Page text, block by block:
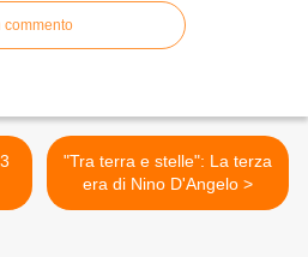
"Tra terra e stelle": La terza
era di Nino D'Angelo >